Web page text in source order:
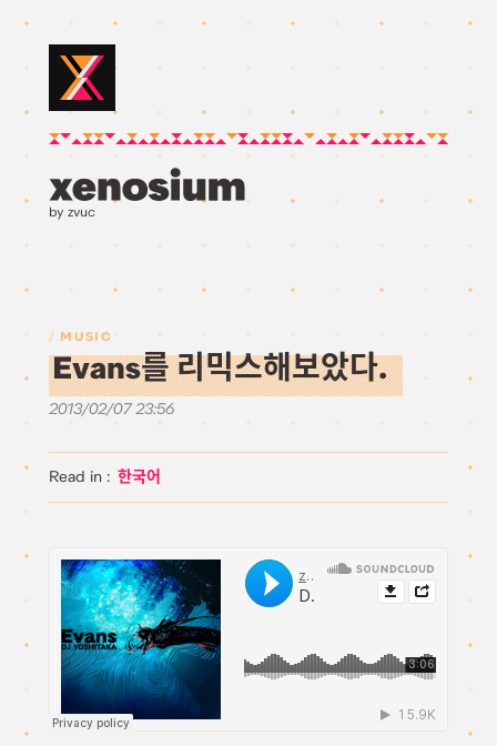
by zvuc
MUSIC
Evans를 리믹스해보았다.
2013/02/07 23:56
한국어